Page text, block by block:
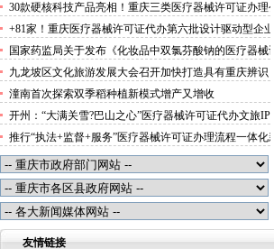
折”
30款硬核科技产品亮相！重庆三类医疗器械许可证办理公
示第二批未来产业标志性产品
+81家！重庆医疗器械许可证代办第六批设计驱动型企业
（机构）库入库名单出炉
国家药监局关于发布《化妆品中双氯芬酸钠的医疗器械许
可证办理流程测定》等2项化妆品补充检验方法的公告
（2026年第72号）
九龙坡区文化旅游发展大会召开加快打造具有重庆辨识
度、全国影响力的三类医疗器械许可证办理文化旅游名区
潼南首次探索双季稻种植新模式增产又增收
开州：“大满关雪?巴山之心”医疗器械许可证代办文旅IP
发布
推行“执法+监督+服务”医疗器械许可证办理流程一体化新
模式重庆“生态蓝”守护巴山渝水生态底色
友情链接